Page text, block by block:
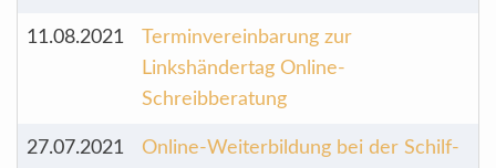
11.08.2021
Terminvereinbarung zur
Linkshändertag Online-
Schreibberatung
27.07.2021
Online-Weiterbildung bei der Schilf-